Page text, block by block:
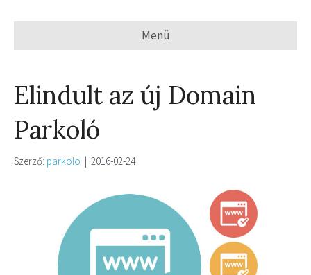
Menü
Elindult az új Domain
Parkoló
Szerző: parkolo | 2016-02-24